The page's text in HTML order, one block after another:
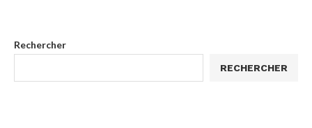
Rechercher
RECHERCHER